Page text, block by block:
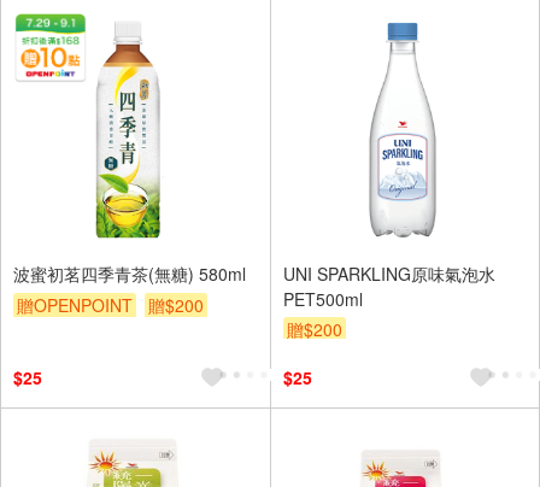
波蜜初茗四季青茶(無糖) 580ml
贈OPENPOINT
贈$200
$25
UNI SPARKLING原味氣泡水
PET500ml
贈$200
$25